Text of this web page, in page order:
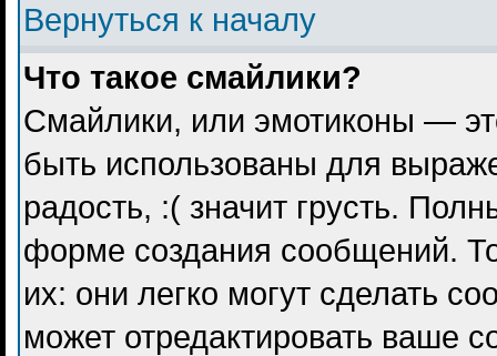
Вернуться к началу
Что такое смайлики?
Смайлики, или эмотиконы —
быть использованы для
радость, :( значит грусть.
форме создания сообщений.
их: они легко могут сделать
может отредактировать ваше